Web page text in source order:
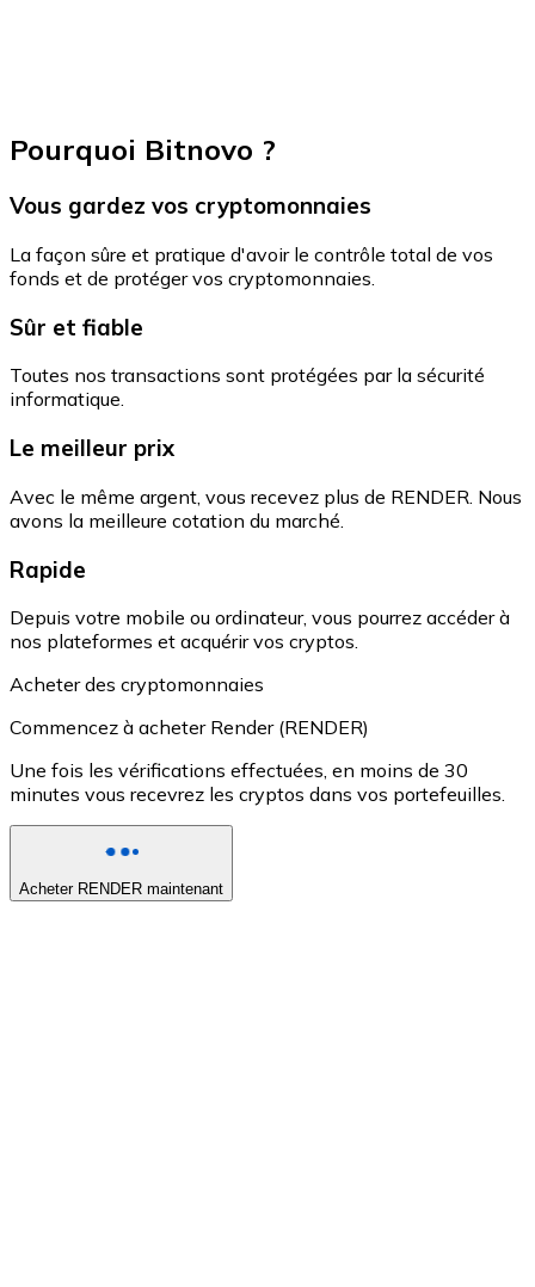
Pourquoi Bitnovo ?
Vous gardez vos cryptomonnaies
La façon sûre et pratique d'avoir le contrôle total de vos
fonds et de protéger vos cryptomonnaies.
Sûr et fiable
Toutes nos transactions sont protégées par la sécurité
informatique.
Le meilleur prix
Avec le même argent, vous recevez plus de RENDER. Nous
avons la meilleure cotation du marché.
Rapide
Depuis votre mobile ou ordinateur, vous pourrez accéder à
nos plateformes et acquérir vos cryptos.
Acheter des cryptomonnaies
Commencez à acheter Render (RENDER)
Une fois les vérifications effectuées, en moins de 30
minutes vous recevrez les cryptos dans vos portefeuilles.
Acheter RENDER maintenant